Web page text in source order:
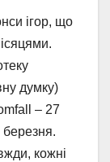
ігор, що
думку)
– 27
кожні